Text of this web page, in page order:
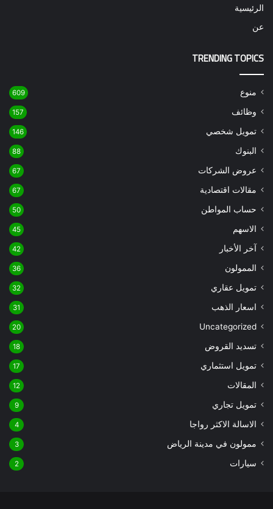
الرئيسية
عن
TRENDING TOPICS
منوع 609
وظائف 157
تمويل شخصي 146
البنوك 88
عروض الشركات 67
مقالات اقتصادية 67
حساب المواطن 50
الاسهم 45
آخر الأخبار 42
الممولون 36
تمويل عقاري 32
اسعار الذهب 31
Uncategorized
20
تسديد القروض 18
تمويل استثماري 17
المقالات 12
تمويل تجاري 9
الاسالة الاكثر رواجا 4
ممولون في مدينة الرياض 3
سيارات 2